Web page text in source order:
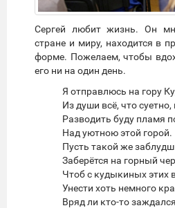
Сергей любит жизнь. Он
стране и миру, находится в
форме. Пожелаем, чтобы
его ни на один день.
Я отправлюсь на гору
Из души всё, что
Разводить буду пламя
Над уютною этой горой.
Пусть такой же
Заберётся на горный
Чтоб с кудыкиных этих
Унести хоть немного
Вряд ли кто-то